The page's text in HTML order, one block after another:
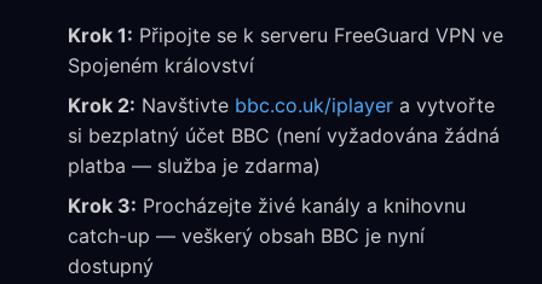
Krok 1: Připojte se k serveru FreeGuard VPN ve
Spojeném království
Krok 2: Navštivte bbc.co.uk/iplayer a vytvořte
si bezplatný účet BBC (není vyžadována žádná
platba — služba je zdarma)
Krok 3: Procházejte živé kanály a knihovnu
catch-up — veškerý obsah BBC je nyní
dostupný